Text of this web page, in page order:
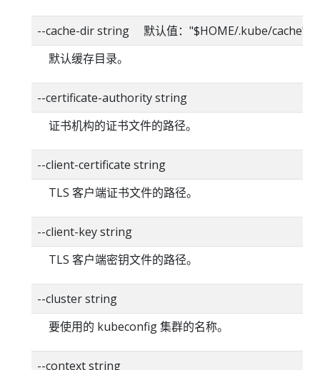
--cache-dir string 默认值："$HOME/.kube/cache"
默认缓存目录。
--certificate-authority string
证书机构的证书文件的路径。
--client-certificate string
TLS 客户端证书文件的路径。
--client-key string
TLS 客户端密钥文件的路径。
--cluster string
要使用的 kubeconfig 集群的名称。
--context string